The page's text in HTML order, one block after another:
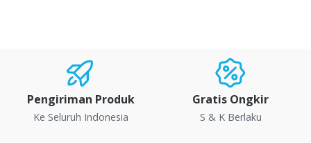
Pengiriman Produk
Ke Seluruh Indonesia
Gratis Ongkir
S & K Berlaku